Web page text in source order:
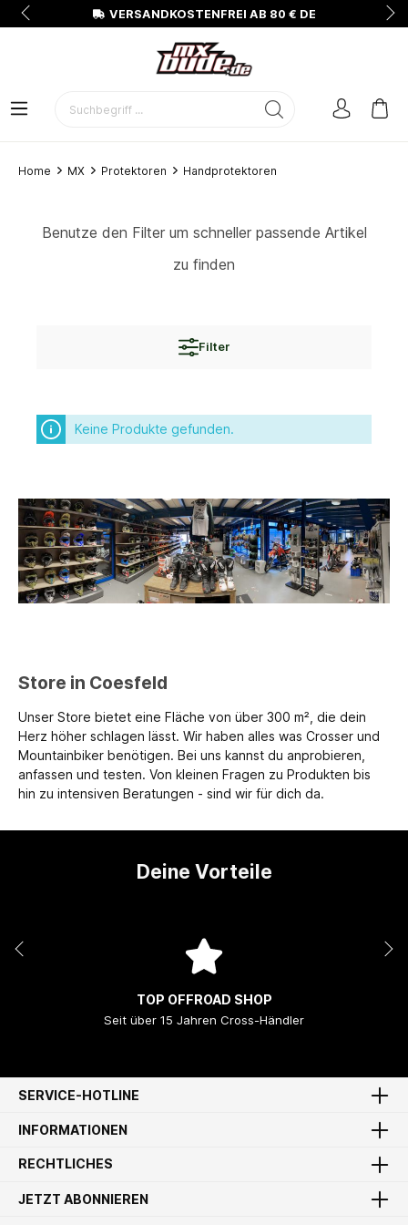
VERSANDKOSTENFREI AB 80 € DE
Home MX Protektoren Handprotektoren
Benutze den Filter um schneller passende Artikel
zu finden
Filter
Keine Produkte gefunden.
Store in Coesfeld
Unser Store bietet eine Fläche von über 300 m², die dein
Herz höher schlagen lässt. Wir haben alles was Crosser und
Mountainbiker benötigen. Bei uns kannst du anprobieren,
anfassen und testen. Von kleinen Fragen zu Produkten bis
hin zu intensiven Beratungen - sind wir für dich da.
Deine Vorteile
TOP OFFROAD SHOP
Seit über 15 Jahren Cross-Händler
SERVICE-HOTLINE
INFORMATIONEN
RECHTLICHES
JETZT ABONNIEREN